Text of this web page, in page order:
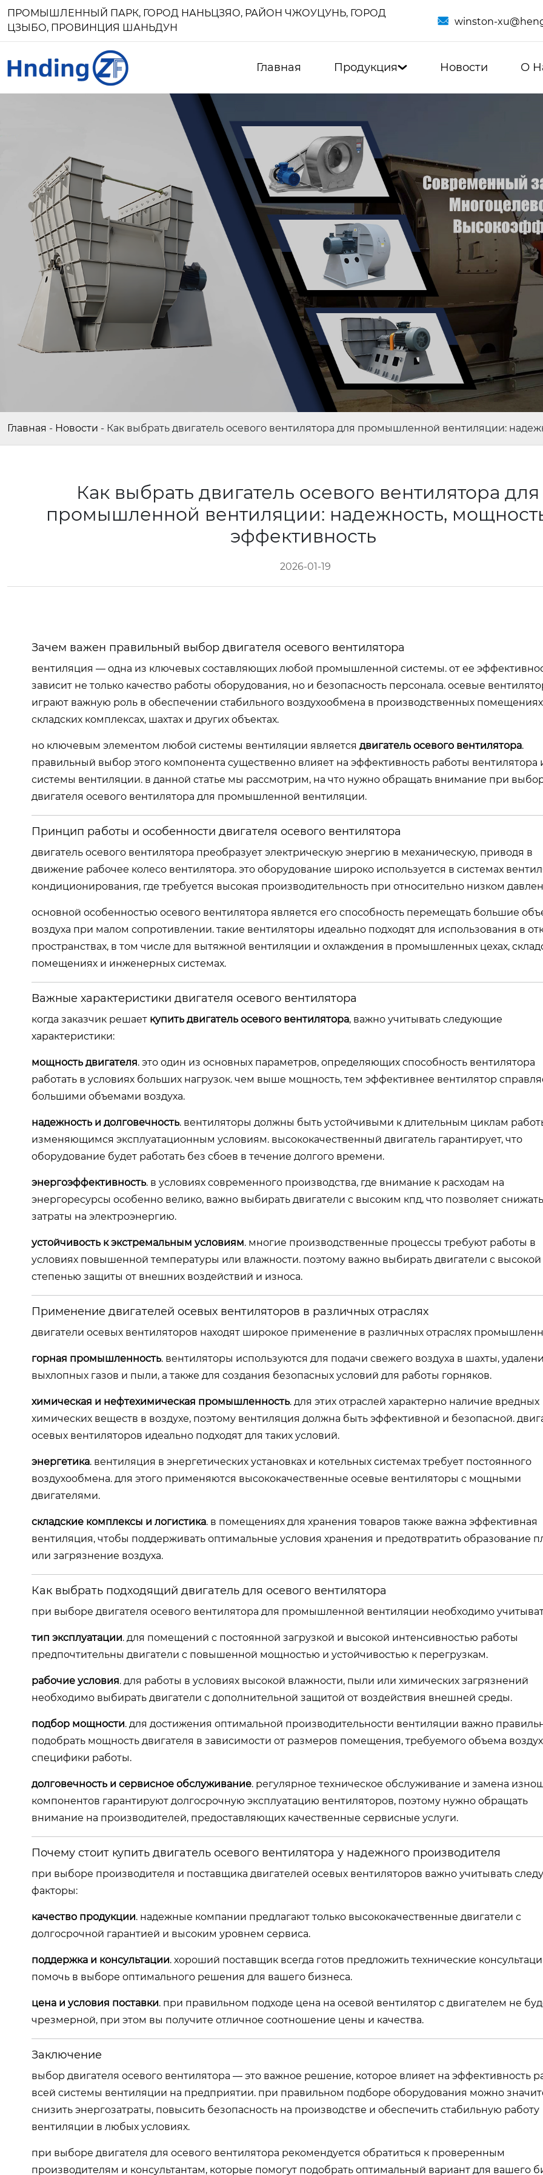
ПРОМЫШЛЕННЫЙ ПАРК, ГОРОД НАНЬЦЗЯО, РАЙОН ЧЖОУЦУНЬ, ГОРОД
ЦЗЫБО, ПРОВИНЦИЯ ШАНЬДУН
 winston-
Главная Продукция Новости О
Главная - Новости - Как выбрать двигатель осевого вентилятора для промышленной вентиляции:
Как выбрать двигатель осевого вентилятора для
промышленной вентиляции: надежность,
эффективность
2026-01-19
Зачем важен правильный выбор двигателя осевого вентилятора
вентиляция — одна из ключевых составляющих любой промышленной системы. от ее
зависит не только качество работы оборудования, но и безопасность персонала. осевые
играют важную роль в обеспечении стабильного воздухообмена в производственных
складских комплексах, шахтах и других объектах.
но ключевым элементом любой системы вентиляции является двигатель осевого вентилятора.
правильный выбор этого компонента существенно влияет на эффективность работы вентилятора
системы вентиляции. в данной статье мы рассмотрим, на что нужно обращать внимание при
двигателя осевого вентилятора для промышленной вентиляции.
Принцип работы и особенности двигателя осевого вентилятора
двигатель осевого вентилятора преобразует электрическую энергию в механическую, приводя в
движение рабочее колесо вентилятора. это оборудование широко используется в системах
кондиционирования, где требуется высокая производительность при относительно низком
основной особенностью осевого вентилятора является его способность перемещать большие
воздуха при малом сопротивлении. такие вентиляторы идеально подходят для использования в
пространствах, в том числе для вытяжной вентиляции и охлаждения в промышленных цехах,
помещениях и инженерных системах.
Важные характеристики двигателя осевого вентилятора
когда заказчик решает купить двигатель осевого вентилятора, важно учитывать следующие
характеристики:
мощность двигателя. это один из основных параметров, определяющих способность вентилятора
работать в условиях больших нагрузок. чем выше мощность, тем эффективнее вентилятор
большими объемами воздуха.
надежность и долговечность. вентиляторы должны быть устойчивыми к длительным циклам
изменяющимся эксплуатационным условиям. высококачественный двигатель гарантирует, что
оборудование будет работать без сбоев в течение долгого времени.
энергоэффективность. в условиях современного производства, где внимание к расходам на
энергоресурсы особенно велико, важно выбирать двигатели с высоким кпд, что позволяет снижать
затраты на электроэнергию.
устойчивость к экстремальным условиям. многие производственные процессы требуют работы в
условиях повышенной температуры или влажности. поэтому важно выбирать двигатели с высокой
степенью защиты от внешних воздействий и износа.
Применение двигателей осевых вентиляторов в различных отраслях
двигатели осевых вентиляторов находят широкое применение в различных отраслях
горная промышленность. вентиляторы используются для подачи свежего воздуха в шахты,
выхлопных газов и пыли, а также для создания безопасных условий для работы горняков.
химическая и нефтехимическая промышленность. для этих отраслей характерно наличие вредных
химических веществ в воздухе, поэтому вентиляция должна быть эффективной и безопасной.
осевых вентиляторов идеально подходят для таких условий.
энергетика. вентиляция в энергетических установках и котельных системах требует постоянного
воздухообмена. для этого применяются высококачественные осевые вентиляторы с мощными
двигателями.
складские комплексы и логистика. в помещениях для хранения товаров также важна эффективная
вентиляция, чтобы поддерживать оптимальные условия хранения и предотвратить образование
или загрязнение воздуха.
Как выбрать подходящий двигатель для осевого вентилятора
при выборе двигателя осевого вентилятора для промышленной вентиляции необходимо
тип эксплуатации. для помещений с постоянной загрузкой и высокой интенсивностью работы
предпочтительны двигатели с повышенной мощностью и устойчивостью к перегрузкам.
рабочие условия. для работы в условиях высокой влажности, пыли или химических загрязнений
необходимо выбирать двигатели с дополнительной защитой от воздействия внешней среды.
подбор мощности. для достижения оптимальной производительности вентиляции важно
подобрать мощность двигателя в зависимости от размеров помещения, требуемого объема
специфики работы.
долговечность и сервисное обслуживание. регулярное техническое обслуживание и замена
компонентов гарантируют долгосрочную эксплуатацию вентиляторов, поэтому нужно обращать
внимание на производителей, предоставляющих качественные сервисные услуги.
Почему стоит купить двигатель осевого вентилятора у надежного производителя
при выборе производителя и поставщика двигателей осевых вентиляторов важно учитывать
факторы:
качество продукции. надежные компании предлагают только высококачественные двигатели с
долгосрочной гарантией и высоким уровнем сервиса.
поддержка и консультации. хороший поставщик всегда готов предложить технические
помочь в выборе оптимального решения для вашего бизнеса.
цена и условия поставки. при правильном подходе цена на осевой вентилятор с двигателем не
чрезмерной, при этом вы получите отличное соотношение цены и качества.
Заключение
выбор двигателя осевого вентилятора — это важное решение, которое влияет на эффективность
всей системы вентиляции на предприятии. при правильном подборе оборудования можно
снизить энергозатраты, повысить безопасность на производстве и обеспечить стабильную работу
вентиляции в любых условиях.
при выборе двигателя для осевого вентилятора рекомендуется обратиться к проверенным
производителям и консультантам, которые помогут подобрать оптимальный вариант для вашего